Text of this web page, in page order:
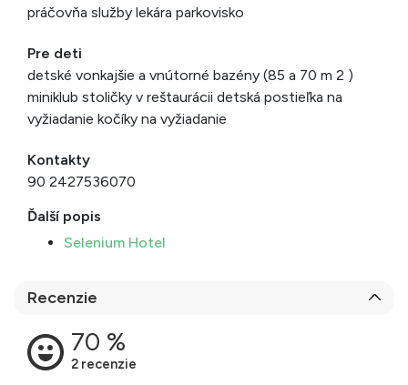
práčovňa služby lekára parkovisko
Pre deti
detské vonkajšie a vnútorné bazény (85 a 70 m 2 )
miniklub stoličky v reštaurácii detská postieľka na
vyžiadanie kočíky na vyžiadanie
Kontakty
90 2427536070
Ďalší popis
Selenium Hotel
Recenzie